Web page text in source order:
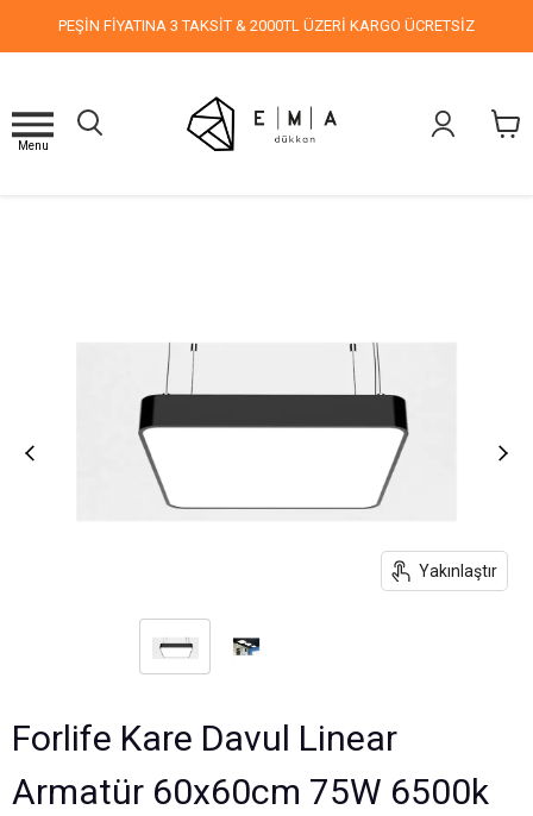
PEŞİN FİYATINA 3 TAKSİT & 2000TL ÜZERİ KARGO ÜCRETSİZ
Menu
Yakınlaştır
Forlife Kare Davul Linear
Armatür 60x60cm 75W 6500k